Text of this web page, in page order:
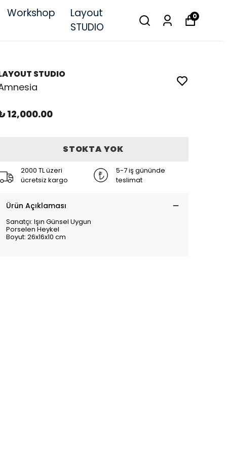
Workshop
Layout
STUDIO
0
STUDIO
12,000.00
STOKTA YOK
2000 TL üzeri
ücretsiz kargo
5-7 iş gününde
teslimat
Ürün Açıklaması
Sanatçı: Işın Günsel Uygun
Porselen Heykel
Boyut: 26x16x10 cm